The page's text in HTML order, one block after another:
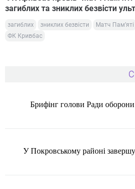
загиблих та зниклих безвісти
загиблих зниклих безвісти Матч Памʼяті
ФК Кривбас
Брифінг голови Ради
У Покровському районі